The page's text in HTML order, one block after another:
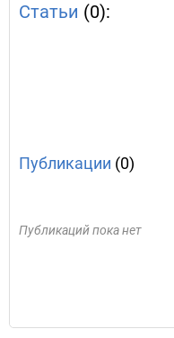
Статьи (0):
Публикации (0)
Публикаций пока нет